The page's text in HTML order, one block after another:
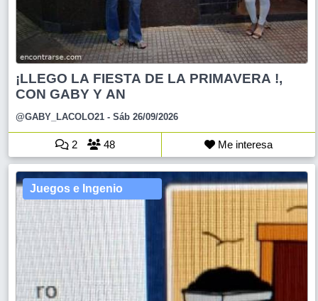
¡LLEGO LA FIESTA DE LA PRIMAVERA !,
CON GABY Y AN
@GABY_LACOLO21 - Sáb 26/09/2026
2 48 Me interesa
Juegos e Ingenio